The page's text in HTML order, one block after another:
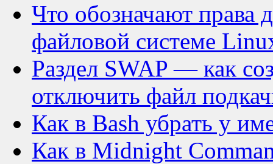
Что обозначают права
файловой системе
Раздел SWAP — как
отключить файл
Как в Bash убрать у
Как в Midnight